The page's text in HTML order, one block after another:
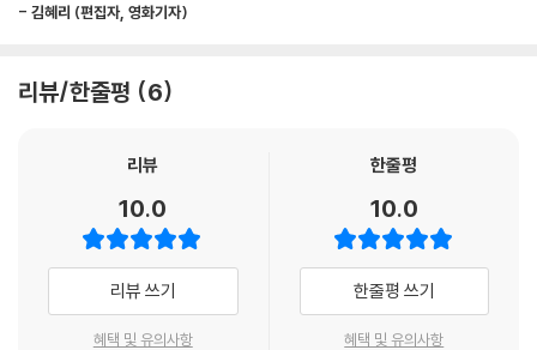
지만 주인인 사람들을 위한 흑백의 이미지인 엔딩크레디트는 무언가의 완
--- p.63
객석은 언제나 구속보다는 자유를 위한 공간이다.
울기 위해 영화관에 들어가는 사람들이 있다. 언젠가의 나도 예외는 아니
다. 극장은 성인의 눈물을 자연스럽게 용인하는 몇 안 되는 사회적 공간이
--- pp.107-108
서 받은 진은영 시인의 시작詩作 노트 중 절반을 실수로 누락하지만, 진은
고 다독인다.
들의 이름이 적힌 페이지를 읽어 내려가는 눈길은 곧 사랑이다. 저자는 영
화의 곁에 서서 영화를 바라봄으로써 그 사랑을 확인한다.
영화를 보는 일은 엔딩크레디트에 익숙해지는 일이기도 하다. 주연은 아니
지만 주인인 사람들을 위한 흑백의 이미지인 엔딩크레디트는 무언가의 완
성에 예상보다도 많은 사람이 가담했다는 사실을 전하려고 보존된 시간이
- 김혜리 (편집자, 영화기자)
리뷰/한줄평 6
리뷰
10.0
리뷰 쓰기
혜택 및 유의사항
한줄평
10.0
한줄평 쓰기
혜택 및 유의사항